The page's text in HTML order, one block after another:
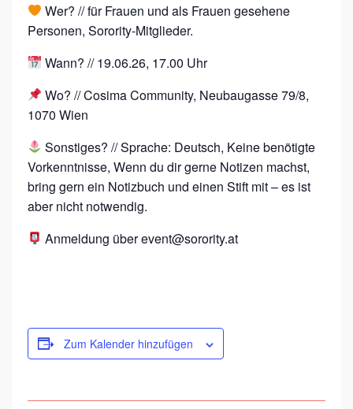
Wer? // für Frauen und als Frauen gesehene
Personen, Sorority-Mitglieder.
Wann? // 19.06.26, 17.00 Uhr
Wo? // Cosima Community, Neubaugasse 79/8,
1070 Wien
Sonstiges? // Sprache: Deutsch, Keine benötigte
Vorkenntnisse, Wenn du dir gerne Notizen machst,
bring gern ein Notizbuch und einen Stift mit – es ist
aber nicht notwendig.
Anmeldung über event@sorority.at
Zum Kalender hinzufügen